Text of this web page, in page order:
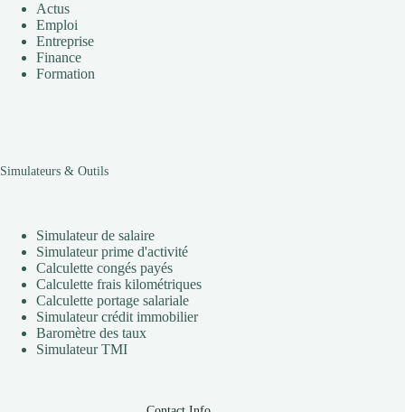
Actus
Emploi
Entreprise
Finance
Formation
Simulateurs & Outils
Simulateur de salaire
Simulateur prime d'activité
Calculette congés payés
Calculette frais kilométriques
Calculette portage salariale
Simulateur crédit immobilier
Baromètre des taux
Simulateur TMI